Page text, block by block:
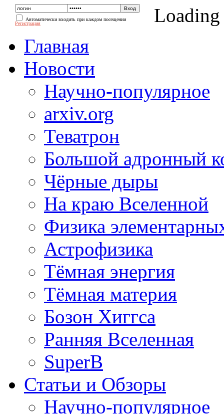
Автоматически входить при каждом посещении
Регистрация
Loading
Главная
Новости
Научно-популярное
arxiv.org
Теватрон
Большой адронный
Чёрные дыры
На краю Вселенной
Физика
Астрофизика
Тёмная энергия
Тёмная материя
Бозон Хиггса
Ранняя Вселенная
SuperB
Статьи и Обзоры
Научно-популярное